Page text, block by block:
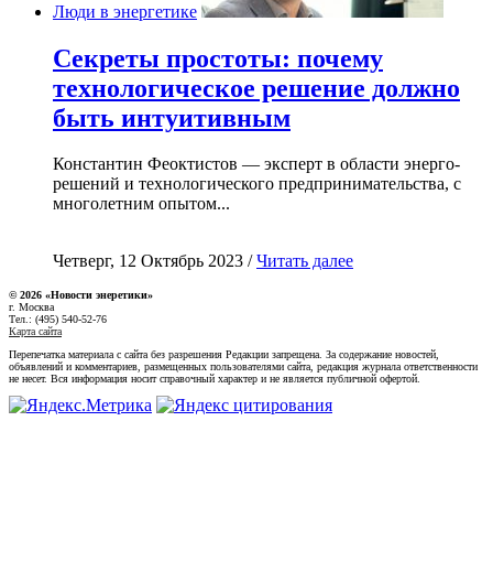
Люди в энергетике
Секреты простоты: почему
технологическое решение должно
быть интуитивным
Константин Феоктистов — эксперт в области энерго-
решений и технологического предпринимательства, с
многолетним опытом...
Четверг, 12 Октябрь 2023 /Читать далее
© 2026 «Новости энеретики»
г. Москва
Тел.: (495) 540-52-76
Карта сайта
Перепечатка материала с сайта без разрешения Редакции запрещена. За содержание новостей,
объявлений и комментариев, размещенных пользователями сайта, редакция журнала ответственности
не несет. Вся информация носит справочный характер и не является публичной офертой.